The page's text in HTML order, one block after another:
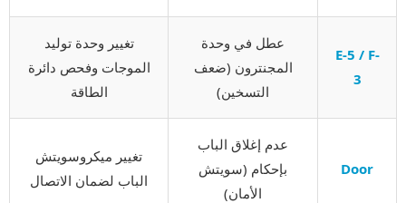
E-5 / F-
3
عطل في وحدة
المجنترون (ضعف
التسخين)
تغيير وحدة توليد
الموجات وفحص دائرة
الطاقة
Door
عدم إغلاق الباب
بإحكام (سويتش
الأمان)
تغيير ميكروسويتش
الباب لضمان الاتصال